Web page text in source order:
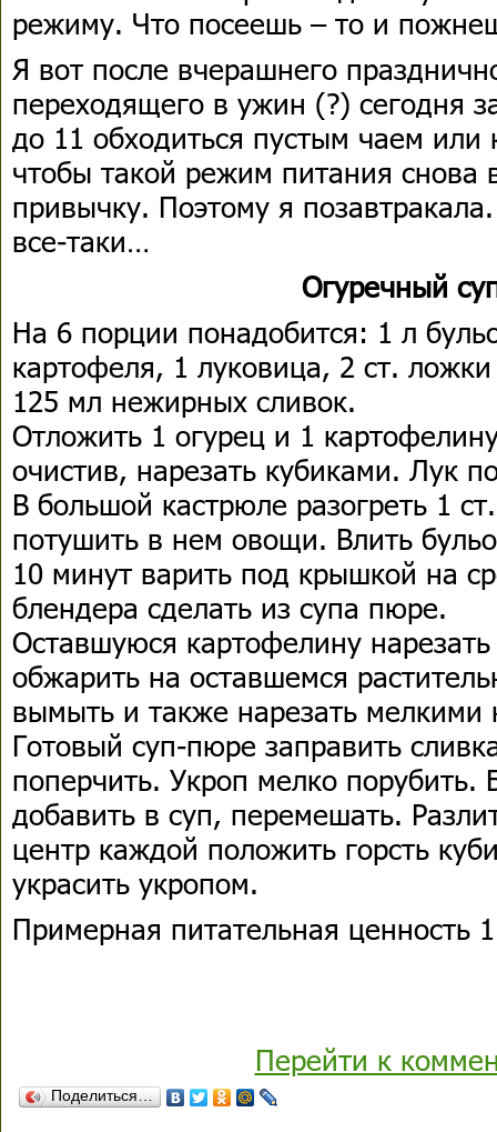
режиму. Что посеешь – то и
Я вот после вчерашнего
переходящего в ужин (?) сегодня
до 11 обходиться пустым чаем
чтобы такой режим питания снова
привычку. Поэтому я
все-таки…
Огуречный
На 6 порции понадобится: 1 л
картофеля, 1 луковица, 2 ст.
125 мл нежирных сливок.
Отложить 1 огурец и 1
очистив, нарезать кубиками. Лук
В большой кастрюле разогреть 1
потушить в нем овощи. Влить
10 минут варить под крышкой на
блендера сделать из супа пюре.
Оставшуюся картофелину
обжарить на оставшемся
вымыть и также нарезать мелкими
Готовый суп-пюре заправить
поперчить. Укроп мелко порубить.
добавить в суп, перемешать.
центр каждой положить горсть
украсить укропом.
Примерная питательная ценность
Перейти к
Поделиться…